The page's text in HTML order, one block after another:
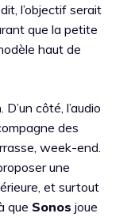
l’objectif serait
que la petite
haut de
côté, l’audio
des
week-end.
une
et surtout
que Sonos joue